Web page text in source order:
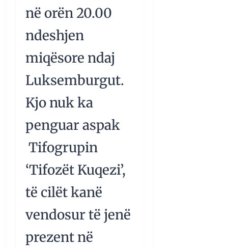
në orën 20.00
ndeshjen
miqësore ndaj
Luksemburgut.
Kjo nuk ka
penguar aspak
Tifogrupin
‘Tifozët Kuqezi’,
të cilët kanë
vendosur të jenë
prezent në